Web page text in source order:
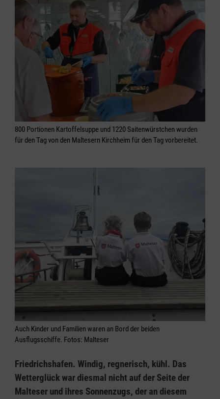
800 Portionen Kartoffelsuppe und 1220 Saitenwürstchen wurden
für den Tag von den Maltesern Kirchheim für den Tag vorbereitet.
Auch Kinder und Familien waren an Bord der beiden
Ausflugsschiffe. Fotos: Malteser
Friedrichshafen. Windig, regnerisch, kühl. Das
Wetterglück war diesmal nicht auf der Seite der
Malteser und ihres Sonnenzugs, der an diesem